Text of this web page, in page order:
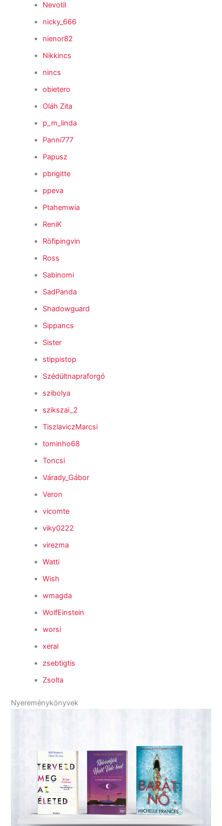
Nevotil
nicky_666
nienor82
Nikkincs
nincs
obietero
Oláh Zita
p_m_linda
Panni777
Papusz
pbrigitte
ppeva
Ptahemwia
ReniK
Röfipingvin
Ross
Sabinomi
SadPanda
Shadowguard
Sippancs
Sister
stippistop
Szédültnapraforgó
szibolya
szikszai_2
TiszlaviczMarcsi
tominho68
Toncsi
Várady_Gábor
Veron
vicomte
viky0222
virezma
Watti
Wish
wmagda
WolfEinstein
worsi
xeral
zsebtigtis
Zsolta
Nyereménykönyvek